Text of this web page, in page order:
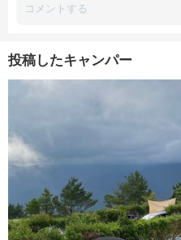
投稿したキャンパー